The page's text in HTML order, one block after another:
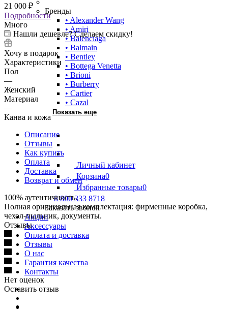
Бренды
• Alexander Wang
• Amiri
• Balenciaga
• Balmain
• Bentley
• Bottega Venetta
• Brioni
• Burberry
• Cartier
• Cazal
Показать еще
Личный кабинет
Корзина0
Избранные товары0
8 800 333 8718
Заказать звонок
Акции
Аксессуары
Оплата и доставка
Отзывы
О нас
Гарантия качества
Контакты
21 000 ₽
Подробности
Много
Нашли дешевле? Сделаем скидку!
Хочу в подарок
Характеристики
Пол
—
Женский
Материал
—
Канва и кожа
Описание
Отзывы
Как купить
Оплата
Доставка
Возврат и обмен
100% аутентичность.
Полная оригинальная комплектация: фирменные коробка,
чехол-пыльник, документы.
Отзывы
Нет оценок
Оставить отзыв